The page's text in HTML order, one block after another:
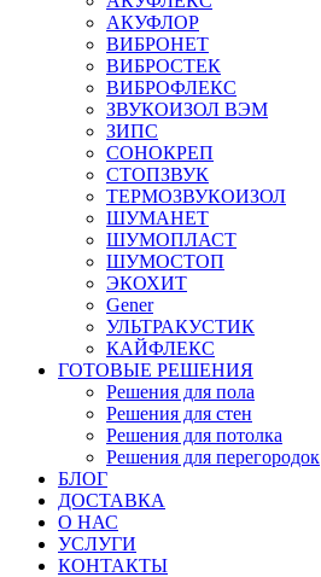
АКУФЛОР
ВИБРОНЕТ
ВИБРОСТЕК
ВИБРОФЛЕКС
ЗВУКОИЗОЛ ВЭМ
ЗИПС
СОНОКРЕП
СТОПЗВУК
ТЕРМОЗВУКОИЗОЛ
ШУМАНЕТ
ШУМОПЛАСТ
ШУМОСТОП
ЭКОХИТ
Gener
УЛЬТРАКУСТИК
КАЙФЛЕКС
ГОТОВЫЕ РЕШЕНИЯ
Решения для пола
Решения для стен
Решения для потолка
Решения для перегородок
БЛОГ
ДОСТАВКА
О НАС
УСЛУГИ
КОНТАКТЫ